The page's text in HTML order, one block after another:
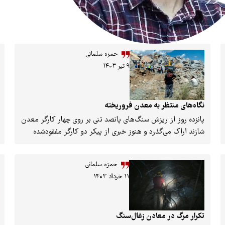
حمزه سلمانی
۹ تیر ۱۴۰۳
نگاه‌‌های منتظر به معدن فروریخته
پانزده روز از ریزش سنگ‎های پانصد تنی بر روی چهار کارگر معدن
شازند اراک می‌گذرد و هنوز خبری از پیکر دو کارگر مفقودشده
رضایی» همچنان زیر سنگ‌های معدن هستند. خانواده‌های این
کارگران در گفت‌وگو با «پیام ما»، از روند جست‌وجو گلایه دارند و
تقاضا می‌کنند تا پیداشدن پیکر کارگران، جست‌وجو متوقف نشود.
حمزه سلمانی
۱۱ خرداد ۱۴۰۳
تکرار مرگ در معادن ‌زغال‌سنگ